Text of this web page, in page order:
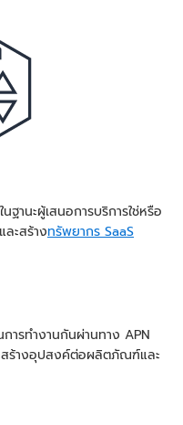
านะผู้เสนอการบริการใช่หรือ
ะสร้างทรัพยากร SaaS
ารทำงานกันผ่านทาง APN
สร้างอุปสงค์ต่อผลิตภัณฑ์และ